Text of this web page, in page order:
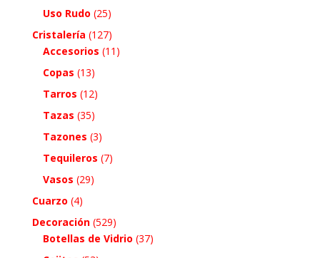
Uso Rudo (25)
Cristalería (127)
Accesorios (11)
Copas (13)
Tarros (12)
Tazas (35)
Tazones (3)
Tequileros (7)
Vasos (29)
Cuarzo (4)
Decoración (529)
Botellas de Vidrio (37)